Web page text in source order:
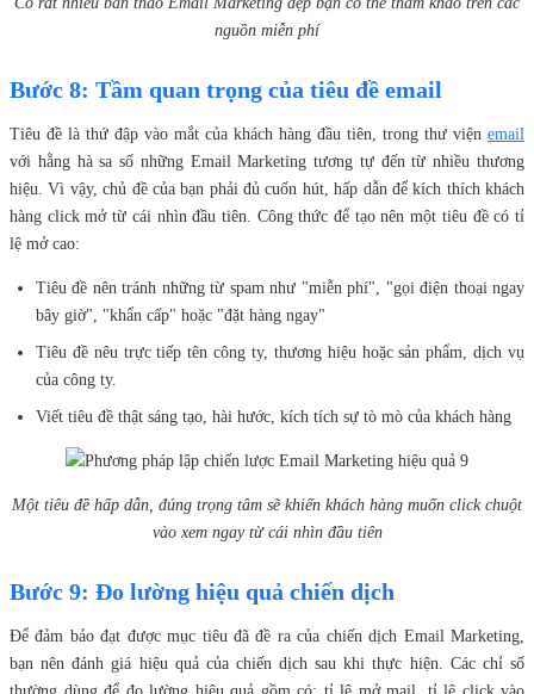
nguồn miễn phí
Bước 8: Tầm quan trọng của tiêu đề email
Tiêu đề là thứ đập vào mắt của khách hàng đầu tiên, trong thư viện email
với hằng hà sa số những Email Marketing tương tự đến từ nhiều thương
hiệu. Vì vậy, chủ đề của bạn phải đủ cuốn hút, hấp dẫn để kích thích khách
hàng click mở từ cái nhìn đầu tiên. Công thức để tạo nên một tiêu đề có tỉ
lệ mở cao:
Tiêu đề nên tránh những từ spam như "miễn phí", "gọi điện thoại ngay
bây giờ", "khẩn cấp" hoặc "đặt hàng ngay"
Tiêu đề nêu trực tiếp tên công ty, thương hiệu hoặc sản phẩm, dịch vụ
của công ty.
Viết tiêu đề thật sáng tạo, hài hước, kích tích sự tò mò của khách hàng
Một tiêu đề hấp dẫn, đúng trọng tâm sẽ khiến khách hàng muốn click chuột
vào xem ngay từ cái nhìn đầu tiên
Bước 9: Đo lường hiệu quả chiến dịch
Để đảm bảo đạt được mục tiêu đã đề ra của chiến dịch Email Marketing,
bạn nên đánh giá hiệu quả của chiến dịch sau khi thực hiện. Các chỉ số